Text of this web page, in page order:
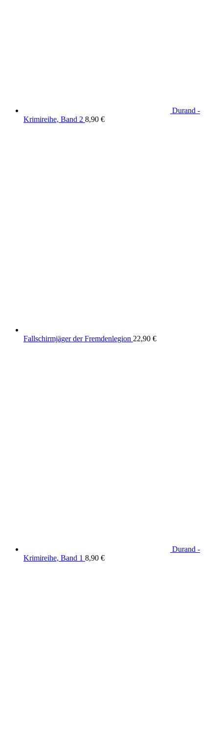
Durand -
Krimireihe, Band 2 8,90 €
Fallschirmjäger der Fremdenlegion 22,90 €
Durand -
Krimireihe, Band 1 8,90 €